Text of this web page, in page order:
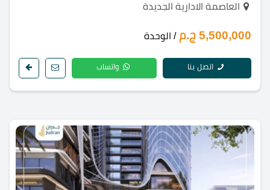
العاصمة الادارية الجديدة
5,500,000 ج.م / الوحدة
اتصل بنا واتساب